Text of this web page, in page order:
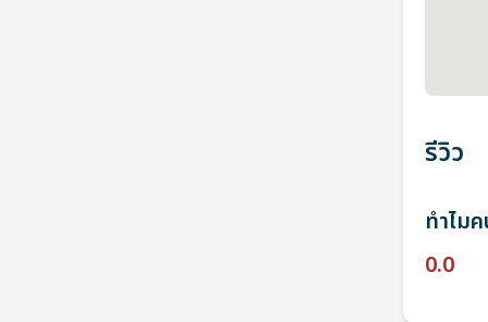
รีวิว
ทำไม
0.0